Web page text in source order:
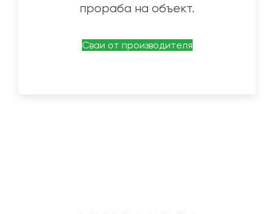
прораба на объект.
Сваи от производителя